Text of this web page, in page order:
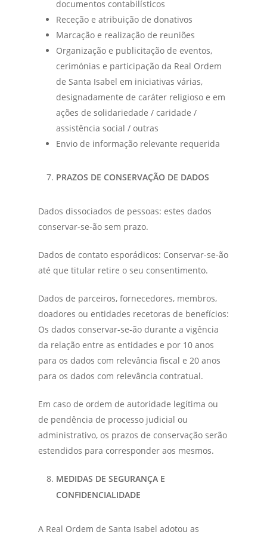
documentos contabilísticos
Receção e atribuição de donativos
Marcação e realização de reuniões
Organização e publicitação de eventos,
cerimónias e participação da Real Ordem
de Santa Isabel em iniciativas várias,
designadamente de caráter religioso e em
ações de solidariedade / caridade /
assistência social / outras
Envio de informação relevante requerida
PRAZOS DE CONSERVAÇÃO DE DADOS
Dados dissociados de pessoas: estes dados
conservar-se-ão sem prazo.
Dados de contato esporádicos: Conservar-se-ão
até que titular retire o seu consentimento.
Dados de parceiros, fornecedores, membros,
doadores ou entidades recetoras de benefícios:
Os dados conservar-se-ão durante a vigência
da relação entre as entidades e por 10 anos
para os dados com relevância fiscal e 20 anos
para os dados com relevância contratual.
Em caso de ordem de autoridade legítima ou
de pendência de processo judicial ou
administrativo, os prazos de conservação serão
estendidos para corresponder aos mesmos.
MEDIDAS DE SEGURANÇA E
CONFIDENCIALIDADE
A Real Ordem de Santa Isabel adotou as